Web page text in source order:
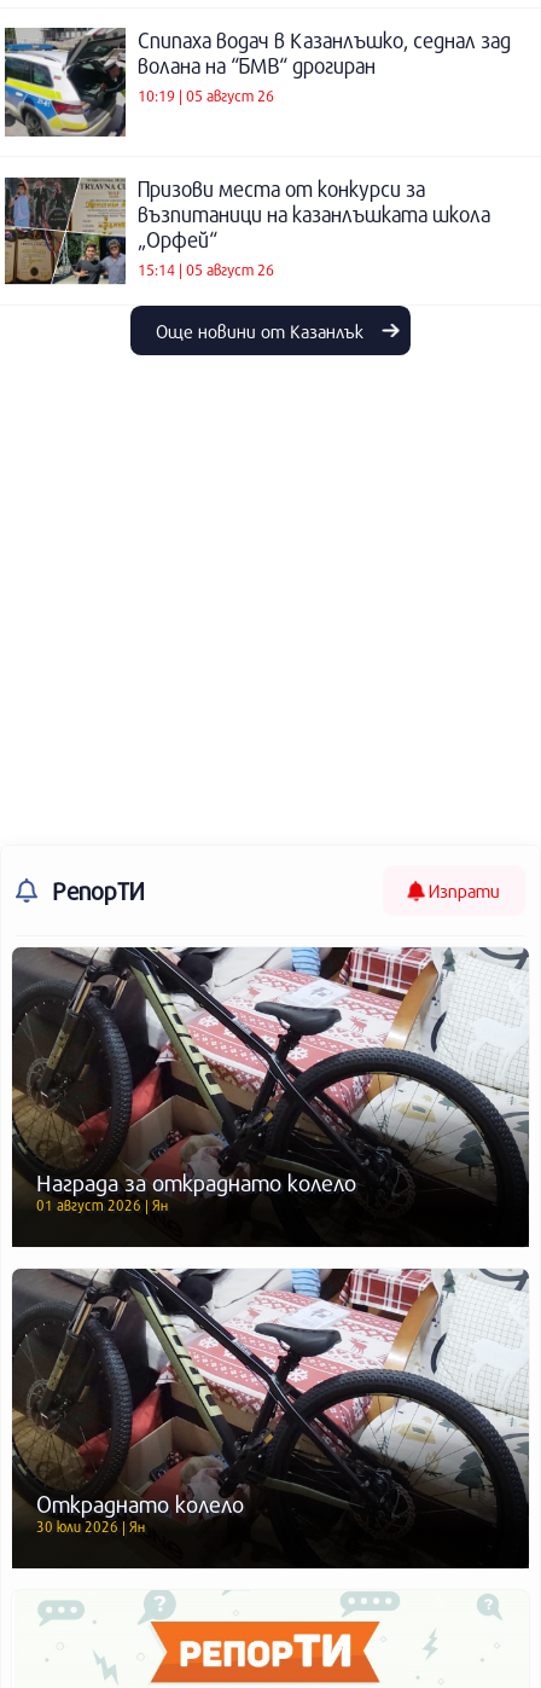
Спипаха водач в Казанлъшко, седнал зад
волана на “БМВ“ дрогиран
10:19 | 05 август 26
Призови места от конкурси за
възпитаници на казанлъшката школа
„Орфей“
15:14 | 05 август 26
Още новини от Казанлък
РепорТИ Изпрати
Награда за откраднато колело
01 август 2026 | Ян
Откраднато колело
30 юли 2026 | Ян